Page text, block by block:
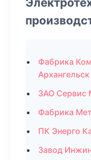
Фабрика
Архангельск
ЗАО Сервис
Фабрика
ПК Энерго
Завод